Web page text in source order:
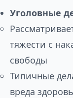
Уголовные
тяжести с
свободы
Типичные
вреда